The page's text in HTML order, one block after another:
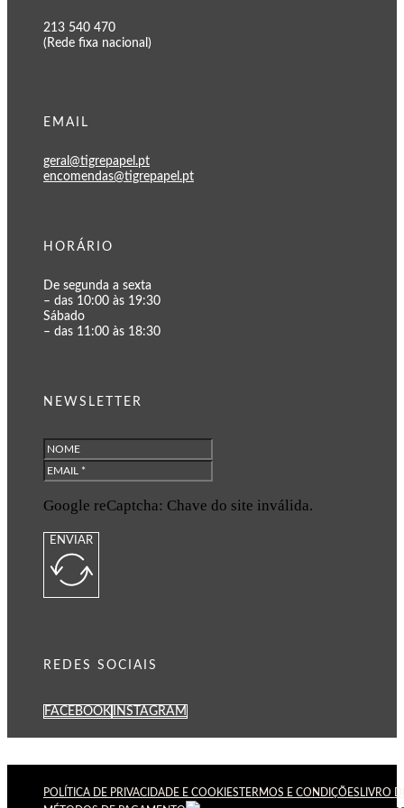
213 540 470
(Rede fixa nacional)
EMAIL
geral@tigrepapel.pt
encomendas@tigrepapel.pt
HORÁRIO
De segunda a sexta
– das 10:00 às 19:30
Sábado
– das 11:00 às 18:30
NEWSLETTER
Google reCaptcha: Chave do site inválida.
ENVIAR
REDES SOCIAIS
FACEBOOK INSTAGRAM
POLÍTICA DE PRIVACIDADE E COOKIES TERMOS E CONDIÇÕES LIVRO